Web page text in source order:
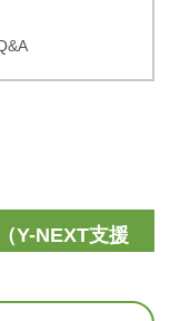
Y-NEXT支援